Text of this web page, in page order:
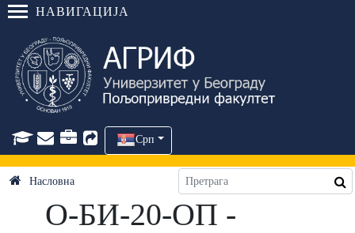
НАВИГАЦИЈА
Срп
Насловна
О-БИ-20-ОП -